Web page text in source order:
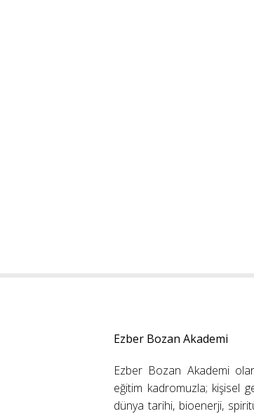
Ezber Bozan Akademi
Ezber Bozan Akademi
eğitim kadromuzla; kişisel
dünya tarihi, bioenerji,